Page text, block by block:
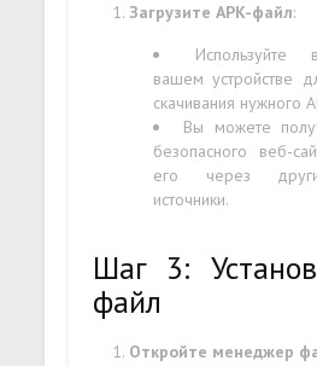
Загрузите APK-файл:
Используйте
вашем устройстве
скачивания нужного
Вы можете
безопасного веб-
его через
источники.
Шаг 3:
файл
Откройте менеджер